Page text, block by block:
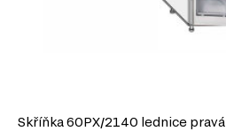
Skříňka 60PХ/2140 lednice pravá